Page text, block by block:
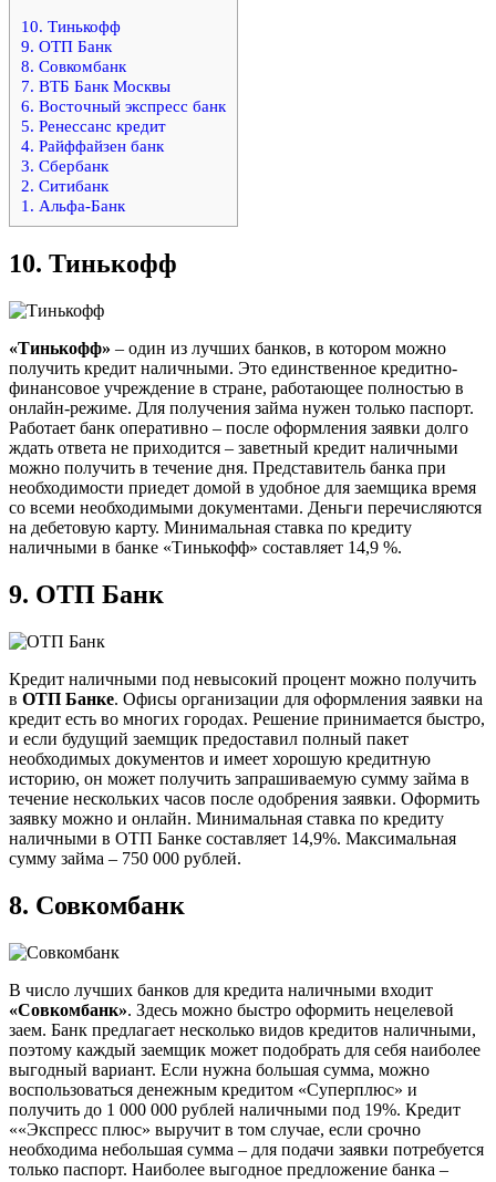
10. Тинькофф
9. ОТП Банк
8. Совкомбанк
7. ВТБ Банк Москвы
6. Восточный экспресс банк
5. Ренессанс кредит
4. Райффайзен банк
3. Сбербанк
2. Ситибанк
1. Альфа-Банк
10. Тинькофф
«Тинькофф» – один из лучших банков, в котором можно
получить кредит наличными. Это единственное кредитно-
финансовое учреждение в стране, работающее полностью в
онлайн-режиме. Для получения займа нужен только паспорт.
Работает банк оперативно – после оформления заявки долго
ждать ответа не приходится – заветный кредит наличными
можно получить в течение дня. Представитель банка при
необходимости приедет домой в удобное для заемщика время
со всеми необходимыми документами. Деньги перечисляются
на дебетовую карту. Минимальная ставка по кредиту
наличными в банке «Тинькофф» составляет 14,9 %.
9. ОТП Банк
Кредит наличными под невысокий процент можно получить
в ОТП Банке. Офисы организации для оформления заявки на
кредит есть во многих городах. Решение принимается быстро,
и если будущий заемщик предоставил полный пакет
необходимых документов и имеет хорошую кредитную
историю, он может получить запрашиваемую сумму займа в
течение нескольких часов после одобрения заявки. Оформить
заявку можно и онлайн. Минимальная ставка по кредиту
наличными в ОТП Банке составляет 14,9%. Максимальная
сумму займа – 750 000 рублей.
8. Совкомбанк
В число лучших банков для кредита наличными входит
«Совкомбанк». Здесь можно быстро оформить нецелевой
заем. Банк предлагает несколько видов кредитов наличными,
поэтому каждый заемщик может подобрать для себя наиболее
выгодный вариант. Если нужна большая сумма, можно
воспользоваться денежным кредитом «Суперплюс» и
получить до 1 000 000 рублей наличными под 19%. Кредит
««Экспресс плюс» выручит в том случае, если срочно
необходима небольшая сумма – для подачи заявки потребуется
только паспорт. Наиболее выгодное предложение банка –